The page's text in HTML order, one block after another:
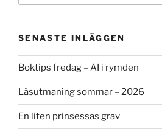
SENASTE INLÄGGEN
Boktips fredag – AI i rymden
Läsutmaning sommar – 2026
En liten prinsessas grav